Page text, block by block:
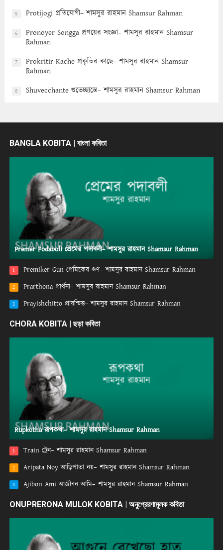
5 Protijogi প্রতিযোগী– শামসুর রাহমান Shamsur Rahman
6
Pronoyer Songga প্রণয়ের সংজ্ঞা– শামসুর রাহমান Shamsur
Rahman
7
Prokritir Kache প্রকৃতির কাছে– শামসুর রাহমান Shamsur
Rahman
8 Shuvecchante শুভেচ্ছান্তে– শামসুর রাহমান Shamsur Rahman
BANGLA KOBITA | বাংলা কবিতা
Premer Podaboli প্রেমের পদাবলী– শামসুর রাহমান Shamsur Rahman
1 Premiker Gun প্রেমিকের গুণ– শামসুর রাহমান Shamsur Rahman
2 Prarthona প্রার্থনা– শামসুর রাহমান Shamsur Rahman
3 Prayishchitto প্রায়শ্চিত্ত– শামসুর রাহমান Shamsur Rahman
CHORA KOBITA | ছড়া কবিতা
Rupkotha রূপকথা– শামসুর রাহমান Shamsur Rahman
1 Train ট্রেন– শামসুর রাহমান Shamsur Rahman
2 Aripata Noy আড়িপাতা নয়– শামসুর রাহমান Shamsur Rahman
3 Ajibon Ami আজীবন আমি– শামসুর রাহমান Shamsur Rahman
ONUPRERONA MULOK KOBITA | অনুপ্রেরণামূলক কবিতা